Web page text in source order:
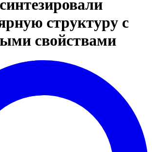
структуру с
свойствами